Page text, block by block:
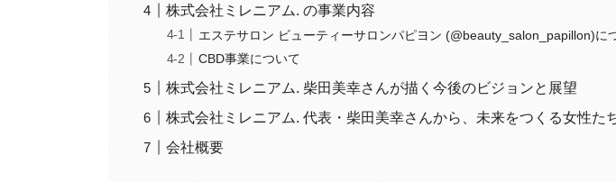
株式会社ミレニアム. の事業内容
エステサロン ビューティーサロンパピヨン (@beauty_salon_papillon)に
CBD事業について
株式会社ミレニアム. 柴田美幸さんが描く今後のビジョンと展望
株式会社ミレニアム. 代表・柴田美幸さんから、未来をつくる女性た
会社概要